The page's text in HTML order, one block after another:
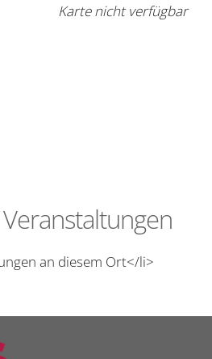
Karte nicht verfügbar
an diesem Ort</li>